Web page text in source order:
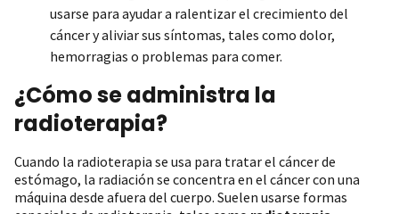
usarse para ayudar a ralentizar el crecimiento del
cáncer y aliviar sus síntomas, tales como dolor,
hemorragias o problemas para comer.
¿Cómo se administra la
radioterapia?
Cuando la radioterapia se usa para tratar el cáncer de
estómago, la radiación se concentra en el cáncer con una
máquina desde afuera del cuerpo. Suelen usarse formas